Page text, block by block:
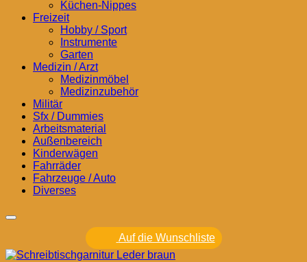
Küchen-Nippes
Freizeit
Hobby / Sport
Instrumente
Garten
Medizin / Arzt
Medizinmöbel
Medizinzubehör
Militär
Sfx / Dummies
Arbeitsmaterial
Außenbereich
Kinderwägen
Fahrräder
Fahrzeuge / Auto
Diverses
Auf die Wunschliste